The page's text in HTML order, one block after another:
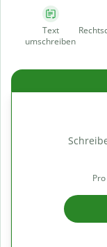
Text
umschreiben